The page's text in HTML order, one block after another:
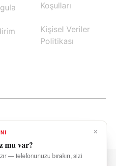
Koşulları
Kişisel Veriler
Politikası
ve mağaza bilgisi için
×
mu var?
— telefonunuzu bırakın, sizi